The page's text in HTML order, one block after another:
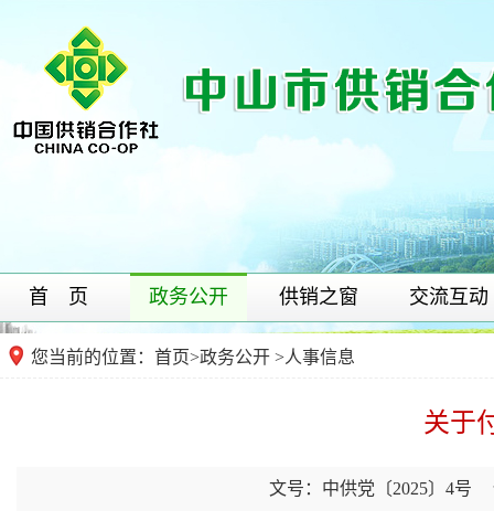
首 页 政务公开 供销之窗 交流互动
您当前的位置： 首页>政务公开 >人事信息
关于
文号：中供党〔2025〕4号